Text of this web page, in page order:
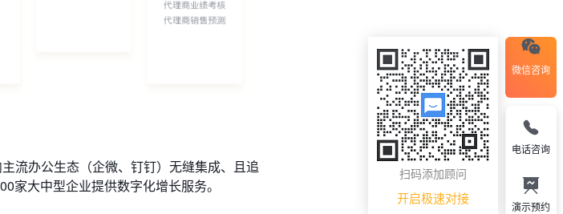
流办公生态（企微、钉钉）无缝集成、且追
家大中型企业提供数字化增长服务。
微信咨询
扫码添加顾问
开启极速对接
电话咨询
演示预约